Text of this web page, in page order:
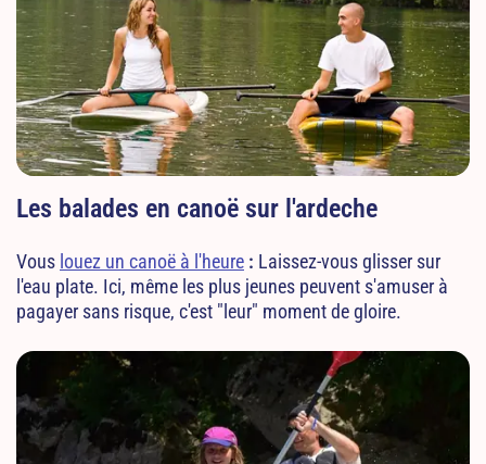
Les balades en canoë sur l'ardeche
Vous louez un canoë à l'heure : Laissez-vous glisser sur
l'eau plate. Ici, même les plus jeunes peuvent s'amuser à
pagayer sans risque, c'est "leur" moment de gloire.